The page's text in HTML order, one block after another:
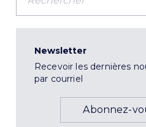
Newsletter
Recevoir les dernières
par courriel
Abonnez-